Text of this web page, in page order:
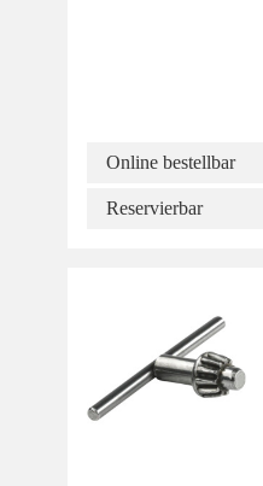
Online bestellbar
Reservierbar